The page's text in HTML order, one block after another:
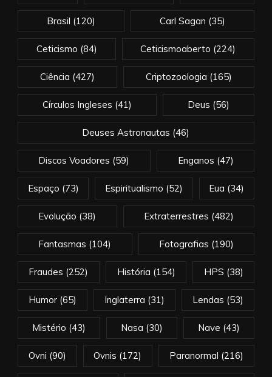
Brasil (120) Carl Sagan (35)
Ceticismo (84) Ceticismoaberto (224)
Ciência (427) Criptozoologia (165)
Círculos Ingleses (41) Deus (56)
Deuses Astronautas (46)
Discos Voadores (59) Enganos (47)
Espaço (73) Espiritualismo (52) Eua (34)
Evolução (38) Extraterrestres (482)
Fantasmas (104) Fotografias (190)
Fraudes (252) História (154) HPS (38)
Humor(65) Inglaterra (31) Lendas (53)
Mistério (43) Nasa (30) Nave (43)
Ovni (90) Ovnis (172) Paranormal (216)